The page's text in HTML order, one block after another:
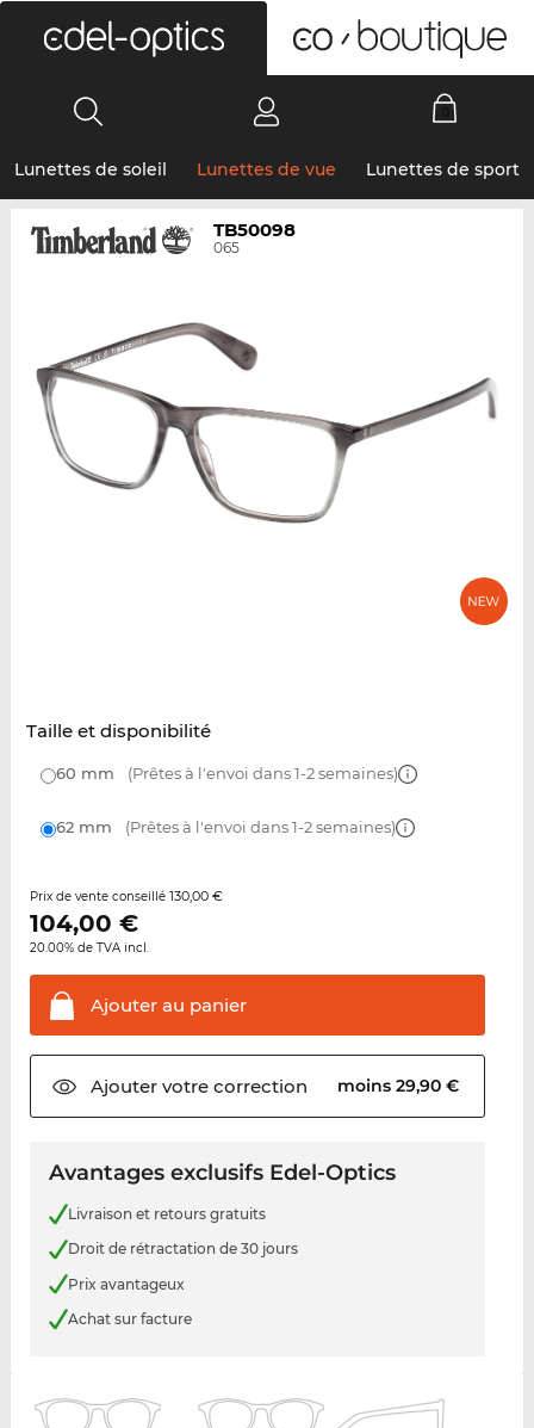
Lunettes de soleil Lunettes de vue Lunettes de sport
TB50098
065
Taille et disponibilité
60 mm (Prêtes à l'envoi dans 1-2 semaines)
62 mm (Prêtes à l'envoi dans 1-2 semaines)
Prix de vente conseillé 130,00 €
104,00 €
20.00% de TVA incl.
Ajouter au panier
Ajouter votrecorrection moins 29,90 €
Avantages exclusifs Edel-Optics
Livraison et retours gratuits
Droit de rétractation de 30 jours
Prix avantageux
Achat sur facture